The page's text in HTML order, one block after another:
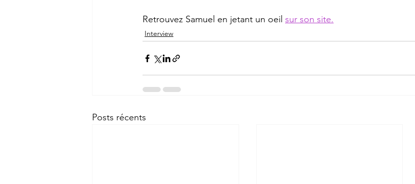
Retrouvez Samuel en jetant un oeil sur son site.
Interview
Posts récents